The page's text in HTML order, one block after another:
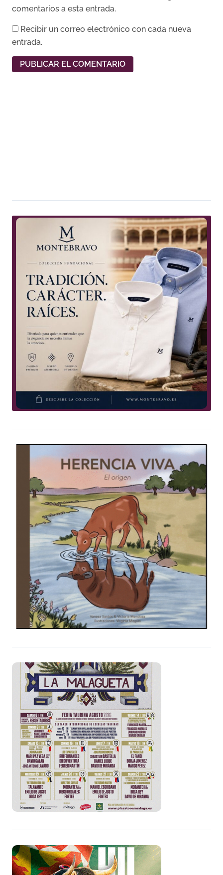
comentarios a esta entrada.
Recibir un correo electrónico con cada nueva
entrada.